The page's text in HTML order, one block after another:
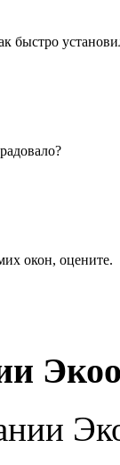
быстро
окон, оцените.